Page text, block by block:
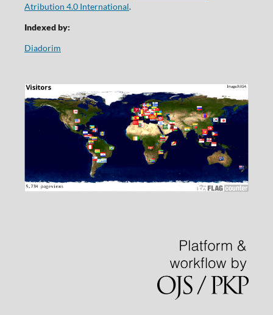
Atribution 4.0 International.
Indexed by:
Diadorim